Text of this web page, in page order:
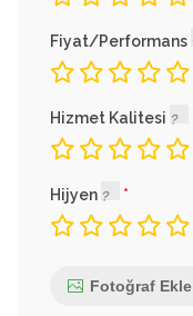
Fiyat/Performans
Hizmet Kalitesi
Hijyen
Fotoğraf Ekle